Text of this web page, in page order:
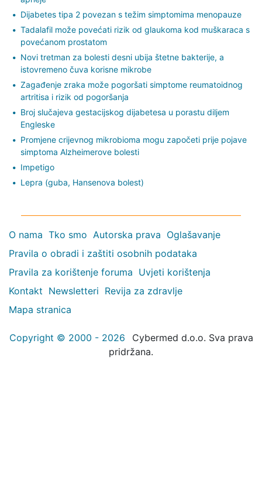
Dijabetes tipa 2 povezan s težim simptomima menopauze
Tadalafil može povećati rizik od glaukoma kod muškaraca s
povećanom prostatom
Novi tretman za bolesti desni ubija štetne bakterije, a
istovremeno čuva korisne mikrobe
Zagađenje zraka može pogoršati simptome reumatoidnog
artritisa i rizik od pogoršanja
Broj slučajeva gestacijskog dijabetesa u porastu diljem
Engleske
Promjene crijevnog mikrobioma mogu započeti prije pojave
simptoma Alzheimerove bolesti
Impetigo
Lepra (guba, Hansenova bolest)
O nama Tko smo Autorska prava Oglašavanje
Pravila o obradi i zaštiti osobnih podataka
Pravila za korištenje foruma Uvjeti korištenja
Kontakt Newsletteri Revija za zdravlje
Mapa stranica
Copyright © 2000 - 2026
Cybermed d.o.o. Sva prava
pridržana.